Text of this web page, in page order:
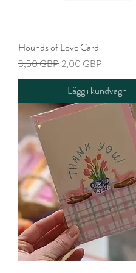
Hounds of Love Card
Ordinarie pris
3,50 GBP Reapris
2,00 GBP
Lägg i kundvagn